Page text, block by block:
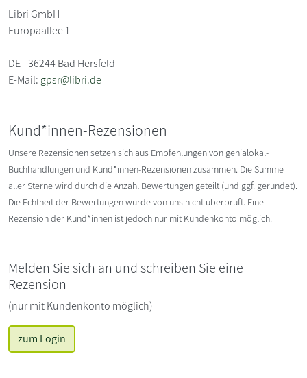
Libri GmbH
Europaallee 1
DE - 36244 Bad Hersfeld
E-Mail: gpsr@libri.de
Kund*innen-Rezensionen
Unsere Rezensionen setzen sich aus Empfehlungen von genialokal-
Buchhandlungen und Kund*innen-Rezensionen zusammen. Die Summe
aller Sterne wird durch die Anzahl Bewertungen geteilt (und ggf. gerundet).
Die Echtheit der Bewertungen wurde von uns nicht überprüft. Eine
Rezension der Kund*innen ist jedoch nur mit Kundenkonto möglich.
Melden Sie sich an und schreiben Sie eine
Rezension
(nur mit Kundenkonto möglich)
zum Login